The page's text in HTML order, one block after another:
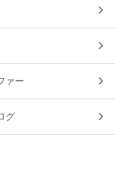
ァー
グ